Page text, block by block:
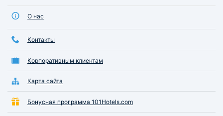
О нас
Контакты
Корпоративным клиентам
Карта сайта
Бонусная программа 101Hotels.com